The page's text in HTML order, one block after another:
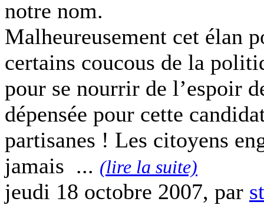
notre nom.
Malheureusement cet élan
certains coucous de la
pour se nourrir de l’espoir
dépensée pour cette
partisanes ! Les citoyens
jamais ... (lire la suite)
jeudi 18 octobre 2007, par